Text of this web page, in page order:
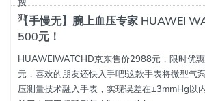
【手慢无】腕上血压专家 HUAWEI
500元！
HUAWEIWATCHD京东售价2988元，限时优
元，喜欢的朋友还快入手吧!这款手表将微型气
压测量技术融入手表，实现误差在±3mmHg以